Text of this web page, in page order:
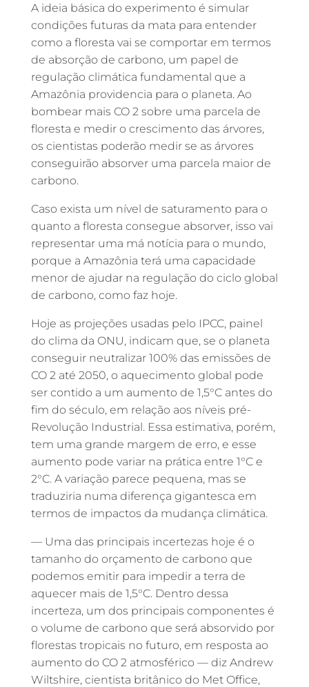
A ideia básica do experimento é simular
condições futuras da mata para entender
como a floresta vai se comportar em termos
de absorção de carbono, um papel de
regulação climática fundamental que a
Amazônia providencia para o planeta. Ao
bombear mais CO 2 sobre uma parcela de
floresta e medir o crescimento das árvores,
os cientistas poderão medir se as árvores
conseguirão absorver uma parcela maior de
carbono.
Caso exista um nível de saturamento para o
quanto a floresta consegue absorver, isso vai
representar uma má notícia para o mundo,
porque a Amazônia terá uma capacidade
menor de ajudar na regulação do ciclo global
de carbono, como faz hoje.
Hoje as projeções usadas pelo IPCC, painel
do clima da ONU, indicam que, se o planeta
conseguir neutralizar 100% das emissões de
CO 2 até 2050, o aquecimento global pode
ser contido a um aumento de 1,5°C antes do
fim do século, em relação aos níveis pré-
Revolução Industrial. Essa estimativa, porém,
tem uma grande margem de erro, e esse
aumento pode variar na prática entre 1°C e
2°C. A variação parece pequena, mas se
traduziria numa diferença gigantesca em
termos de impactos da mudança climática.
— Uma das principais incertezas hoje é o
tamanho do orçamento de carbono que
podemos emitir para impedir a terra de
aquecer mais de 1,5°C. Dentro dessa
incerteza, um dos principais componentes é
o volume de carbono que será absorvido por
florestas tropicais no futuro, em resposta ao
aumento do CO 2 atmosférico — diz Andrew
Wiltshire, cientista britânico do Met Office,